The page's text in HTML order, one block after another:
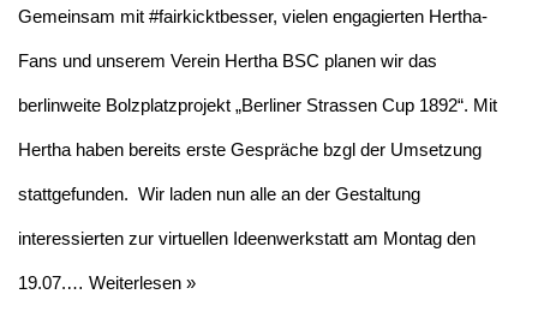
Gemeinsam mit #fairkicktbesser, vielen engagierten Hertha-
Fans und unserem Verein Hertha BSC planen wir das
berlinweite Bolzplatzprojekt „Berliner Strassen Cup 1892“. Mit
Hertha haben bereits erste Gespräche bzgl der Umsetzung
stattgefunden. Wir laden nun alle an der Gestaltung
interessierten zur virtuellen Ideenwerkstatt am Montag den
19.07.… Weiterlesen »